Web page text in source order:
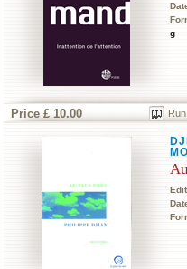
g
Price £ 10.00